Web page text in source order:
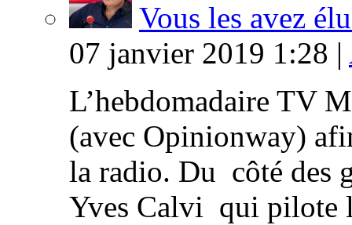
Vous les avez
07 janvier 2019 1:28 |
L’hebdomadaire TV
(avec Opinionway)
la radio. Du côté des
Yves Calvi qui